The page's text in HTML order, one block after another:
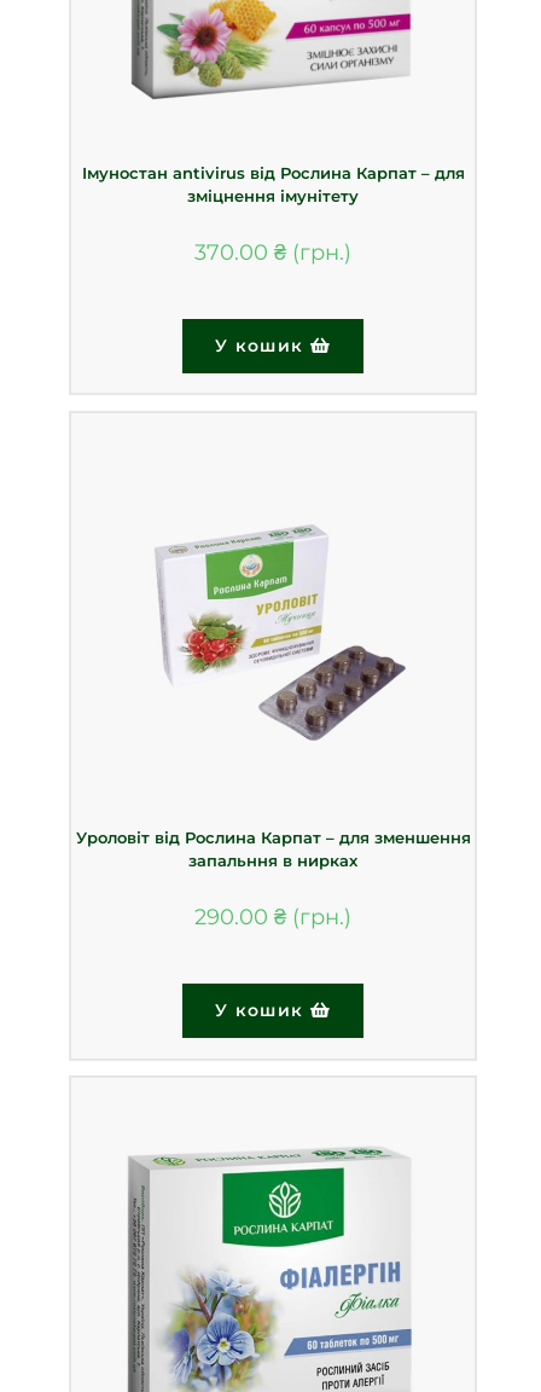
Імуностан antivirus від Рослина Карпат – для
зміцнення імунітету
370.00 ₴
У кошик
Уроловіт від Рослина Карпат – для зменшення
запальння в нирках
290.00 ₴
У кошик